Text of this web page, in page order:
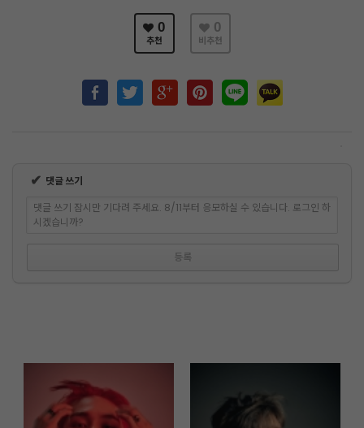
0
추천
0
비추천
✔ 댓글 쓰기
댓글 쓰기 잠시만 기다려 주세요. 8/11부터 응모하실 수 있습니다. 로그인 하
시겠습니까?